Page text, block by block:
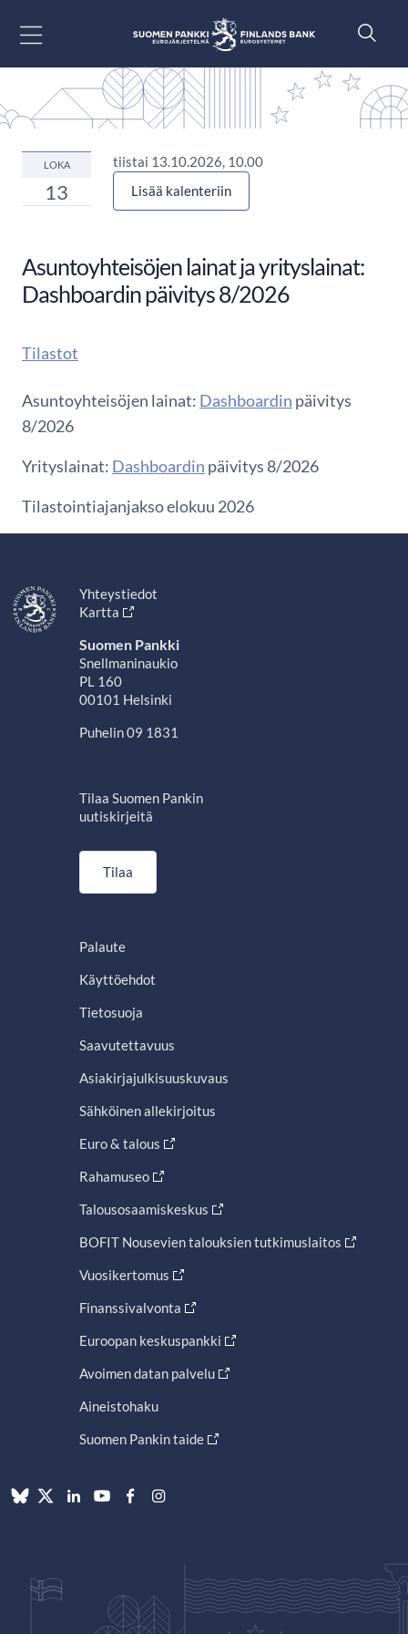
LOKA
13
tiistai 13.10.2026, 10.00
Lisää kalenteriin
Asuntoyhteisöjen lainat ja yrityslainat:
Dashboardin päivitys 8/2026
Tilastot
Asuntoyhteisöjen lainat: Dashboardin päivitys
8/2026
Yrityslainat: Dashboardin päivitys 8/2026
Tilastointiajanjakso elokuu 2026
Yhteystiedot
Kartta
Suomen Pankki
Snellmaninaukio
PL 160
00101 Helsinki
Puhelin 09 1831
Tilaa Suomen Pankin
uutiskirjeitä
Tilaa
Palaute
Käyttöehdot
Tietosuoja
Saavutettavuus
Asiakirjajulkisuuskuvaus
Sähköinen allekirjoitus
Euro & talous
Rahamuseo
Talousosaamiskeskus
BOFIT Nousevien talouksien tutkimuslaitos
Vuosikertomus
Finanssivalvonta
Euroopan keskuspankki
Avoimen datan palvelu
Aineistohaku
Suomen Pankin taide